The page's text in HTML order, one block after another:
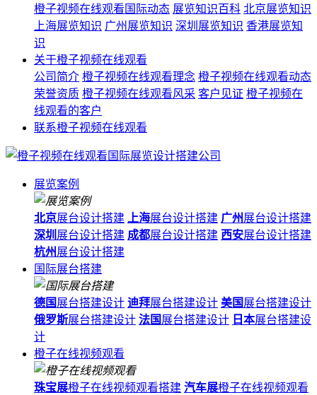
橙子视频在线观看国际动态 展览知识百科 北京展览知识
上海展览知识 广州展览知识 深圳展览知识 香港展览知
识
关于橙子视频在线观看
公司简介 橙子视频在线观看理念 橙子视频在线观看动态
荣誉资质 橙子视频在线观看风采 客户见证 橙子视频在
线观看的客户
联系橙子视频在线观看
展览案例
北京展台设计搭建 上海展台设计搭建 广州展台设计搭建
深圳 展台设计搭建 成都展台设计搭建 西安展台设计搭建
杭州展台设计搭建
国际展台搭建
德国 展台搭建设计 迪拜展台搭建设计 美国 展台搭建设计
俄罗斯展台搭建设计 法国 展台搭建设计 日本展台搭建设
计
橙子在线视频观看
珠宝展橙子在线视频观看搭建 汽车展橙子在线视频观看